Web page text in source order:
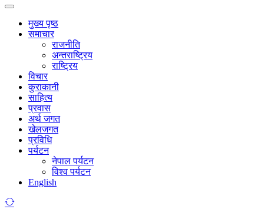
मुख्य पृष्ठ
समाचार
राजनीति
अन्तराष्ट्रिय
राष्ट्रिय
विचार
कुराकानी
साहित्य
प्रवास
अर्थ जगत
खेलजगत
प्रविधि
पर्यटन
नेपाल पर्यटन
विश्व पर्यटन
English